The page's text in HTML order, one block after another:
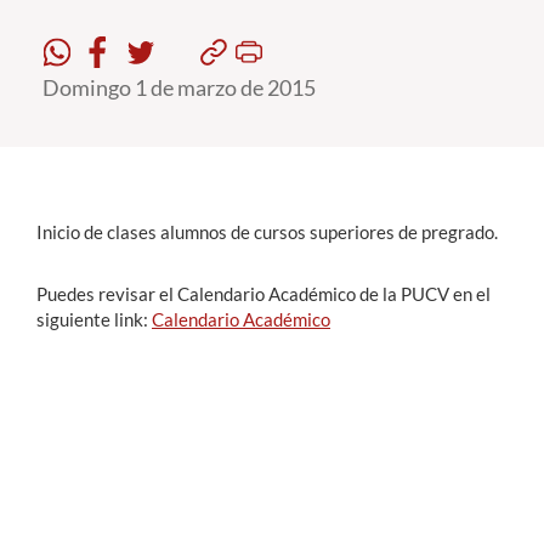
Pregrado
Estudiantes
Funcionarios
Domingo 1 de marzo de 2015
Inicio de clases alumnos de cursos superiores de pregrado.
Puedes revisar el Calendario Académico de la PUCV en el
siguiente link: Calendario Académico